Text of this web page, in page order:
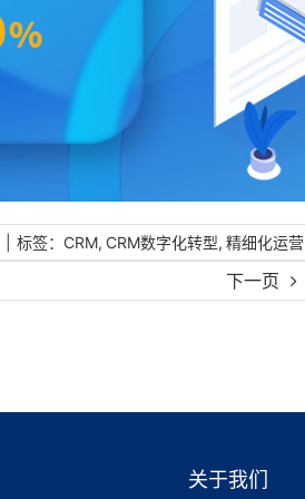
下一页
| 标签： CRM, CRM数字化转型, 精细化运营
关于我们